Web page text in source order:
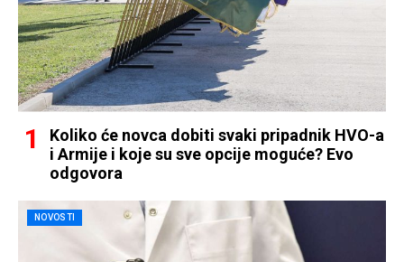
Koliko će novca dobiti svaki pripadnik HVO-a
i Armije i koje su sve opcije moguće? Evo
odgovora
NOVOSTI